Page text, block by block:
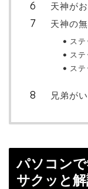
天神が
天神の
ス
ス
ス
兄弟が
パソコン
サクッと